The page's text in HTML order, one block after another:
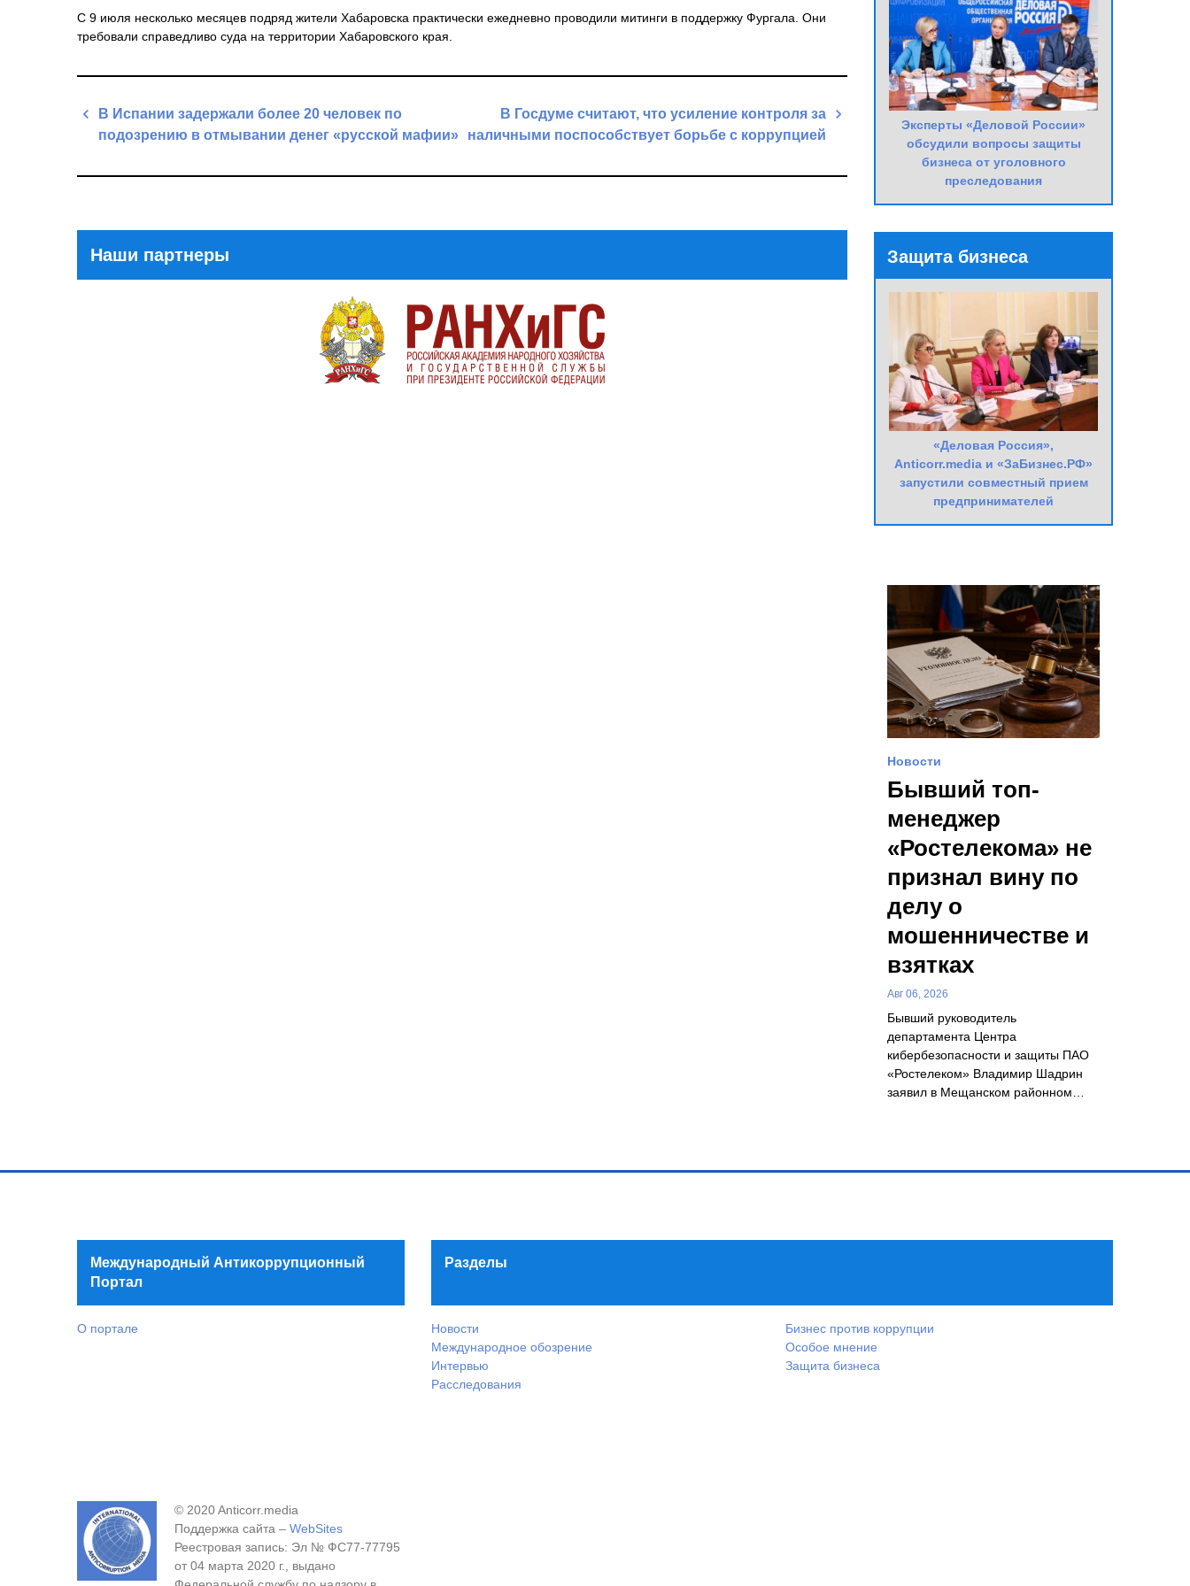
С 9 июля несколько месяцев подряд жители Хабаровска практически ежедневно проводили митинги в поддержку Фургала. Они
требовали справедливо суда на территории Хабаровского края.
Навигация
по
В Испании задержали более 20 человек по
подозрению в отмывании денег «русской мафии»
В Госдуме считают, что усиление контроля за
наличными поспособствует борьбе с коррупцией
Наши партнеры
Эксперты «Деловой России»
обсудили вопросы защиты
бизнеса от уголовного
преследования
Защита бизнеса
«Деловая Россия»,
Anticorr.media и «ЗаБизнес.РФ»
запустили совместный прием
предпринимателей
Новости
Бывший топ-
менеджер
«Ростелекома» не
признал вину по
делу о
мошенничестве и
взятках
Авг 06, 2026
Бывший руководитель
департамента Центра
кибербезопасности и защиты ПАО
«Ростелеком» Владимир Шадрин
заявил в Мещанском районном…
Международный Антикоррупционный
Портал
О портале
Разделы
Новости
Международное обозрение
Интервью
Расследования
Бизнес против коррупции
Особое мнение
Защита бизнеса
© 2020 Anticorr.media
Поддержка сайта – WebSites
Реестровая запись: Эл № ФС77-77795
от 04 марта 2020 г., выдано